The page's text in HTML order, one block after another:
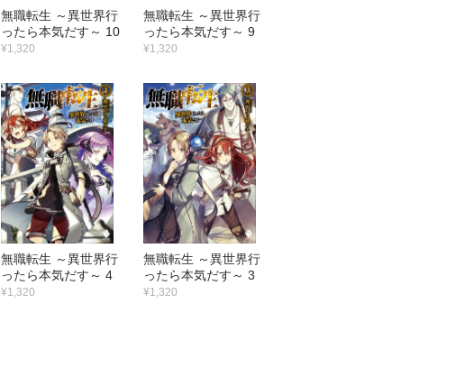
無職転生 ～異世界行
ったら本気だす～ 10
¥1,320
無職転生 ～異世界行
ったら本気だす～ 9
¥1,320
無職転生 ～異世界行
ったら本気だす～ 4
¥1,320
無職転生 ～異世界行
ったら本気だす～ 3
¥1,320